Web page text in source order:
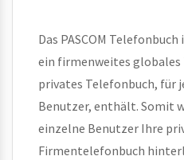
Das PASCOM
ein firmenweites globales
privates Telefonbuch, für
Benutzer, enthält. Somit
einzelne Benutzer Ihre
Firmentelefonbuch